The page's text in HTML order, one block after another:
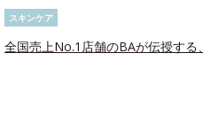
スキンケア
全国売上No.1店舗のBAが伝授する